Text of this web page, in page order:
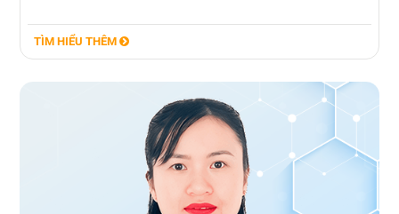
TÌM HIỂU THÊM